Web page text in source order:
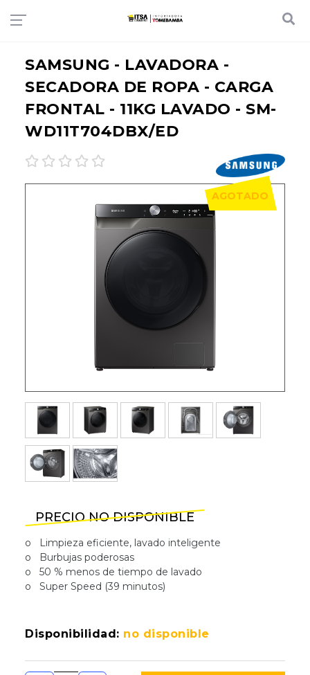
SAMSUNG - LAVADORA -
SECADORA DE ROPA - CARGA
FRONTAL - 11KG LAVADO - SM-
WD11T704DBX/ED
AGOTADO
PRECIO NO DISPONIBLE
o Limpieza eficiente, lavado inteligente
o Burbujas poderosas
o50 % menos de tiempo de lavado
o Super Speed (39 minutos)
Disponibilidad: no disponible